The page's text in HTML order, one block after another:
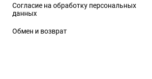
Согласие на обработку персональных
данных
Обмен и возврат